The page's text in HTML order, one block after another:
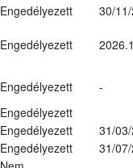
Engedélyezett
30/
Engedélyezett
Engedélyezett
-
Engedélyezett
Engedélyezett
31/
Engedélyezett
31/